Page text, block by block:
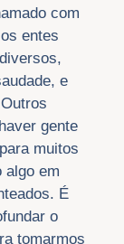
com
entes
e
gente
muitos
algo em
É
o
tomarmos